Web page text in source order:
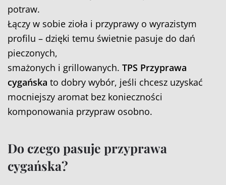
potraw.
Łączy w sobie zioła i przyprawy o wyrazistym
profilu – dzięki temu świetnie pasuje do dań
pieczonych,
smażonych i grillowanych. TPS Przyprawa
cygańska to dobry wybór, jeśli chcesz uzyskać
mocniejszy aromat bez konieczności
komponowania przypraw osobno.
Do czego pasuje przyprawa
cygańska?